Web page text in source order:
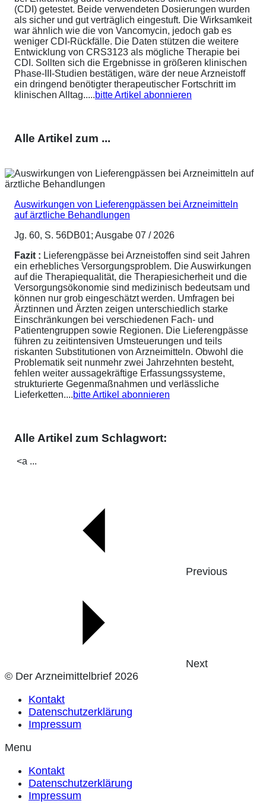
(CDI) getestet. Beide verwendeten Dosierungen wurden
als sicher und gut verträglich eingestuft. Die Wirksamkeit
war ähnlich wie die von Vancomycin, jedoch gab es
weniger CDI-Rückfälle. Die Daten stützen die weitere
Entwicklung von CRS3123 als mögliche Therapie bei
CDI. Sollten sich die Ergebnisse in größeren klinischen
Phase-III-Studien bestätigen, wäre der neue Arzneistoff
ein dringend benötigter therapeutischer Fortschritt im
klinischen Alltag.....bitte Artikel abonnieren
Alle Artikel zum ...
Auswirkungen von Lieferengpässen bei Arzneimitteln
auf ärztliche Behandlungen
Jg. 60, S. 56DB01; Ausgabe 07 / 2026
Fazit : Lieferengpässe bei Arzneistoffen sind seit Jahren
ein erhebliches Versorgungsproblem. Die Auswirkungen
auf die Therapiequalität, die Therapiesicherheit und die
Versorgungsökonomie sind medizinisch bedeutsam und
können nur grob eingeschätzt werden. Umfragen bei
Ärztinnen und Ärzten zeigen unterschiedlich starke
Einschränkungen bei verschiedenen Fach- und
Patientengruppen sowie Regionen. Die Lieferengpässe
führen zu zeitintensiven Umsteuerungen und teils
riskanten Substitutionen von Arzneimitteln. Obwohl die
Problematik seit nunmehr zwei Jahrzehnten besteht,
fehlen weiter aussagekräftige Erfassungssysteme,
strukturierte Gegenmaßnahmen und verlässliche
Lieferketten....bitte Artikel abonnieren
Alle Artikel zum Schlagwort:
<a ...
Previous
Next
© Der Arzneimittelbrief 2026
Kontakt
Datenschutzerklärung
Impressum
Menu
Kontakt
Datenschutzerklärung
Impressum